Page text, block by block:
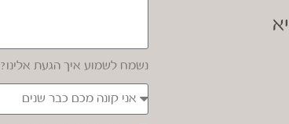
נשמח לשמוע איך הגעת אלינו?